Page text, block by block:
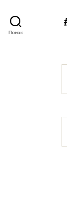
Поиск